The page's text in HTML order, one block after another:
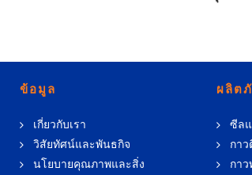
ข้อมูล
เกี่ยวกับเรา
วิสัยทัศน์และพันธกิจ
นโยบายคุณภาพและสิ่ง
ผลิต
ซีล
กา
กา